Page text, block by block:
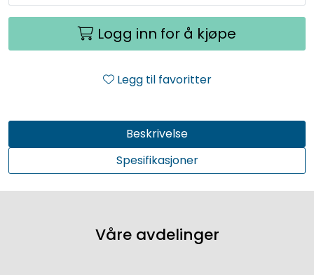
Logg inn for å kjøpe
Legg til favoritter
Beskrivelse
Spesifikasjoner
Våre avdelinger